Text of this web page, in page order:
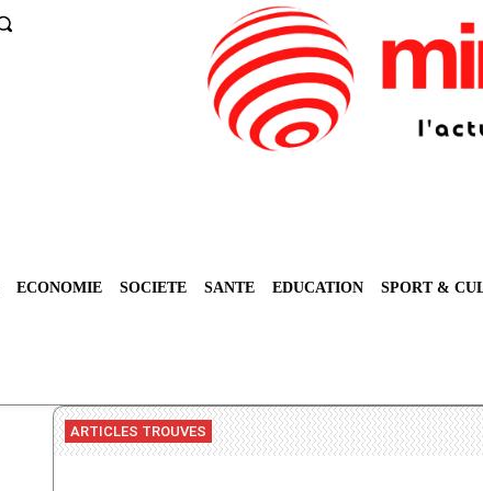
ECONOMIE SOCIETE SANTE EDUCATION SPORT &
ARTICLES TROUVES